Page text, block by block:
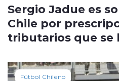
Sergio Jadue es
Chile por
tributarios que se
Fútbol Chileno